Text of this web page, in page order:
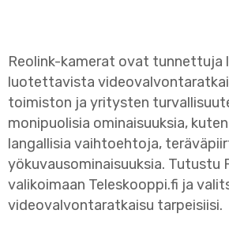
Reolink-kamerat ovat tunnettuja
luotettavista
toimiston ja yritysten
monipuolisia ominaisuuksia,
langallisia vaihtoehtoja,
yökuvausominaisuuksia. Tutustu
valikoimaan Teleskooppi.fi ja
videovalvontaratkaisu tarpeisiisi.